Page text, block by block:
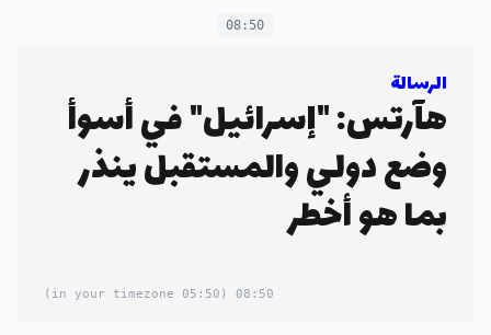
08:50
الرسالة
هآرتس: "إسرائيل" في أسوأ
وضع دولي والمستقبل ينذر
بما هو أخطر
08:50
(05:50 in your timezone)